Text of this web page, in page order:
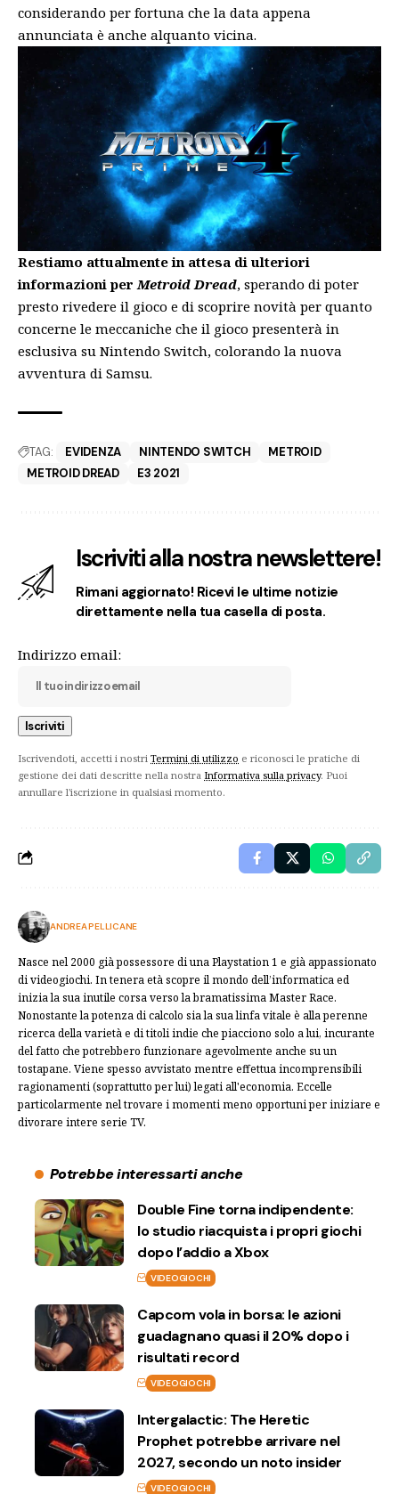
considerando per fortuna che la data appena
annunciata è anche alquanto vicina.
Restiamo attualmente in attesa di ulteriori
informazioni per Metroid Dread, sperando di poter
presto rivedere il gioco e di scoprire novità per quanto
concerne le meccaniche che il gioco presenterà in
esclusiva su Nintendo Switch, colorando la nuova
avventura di Samsu.
TAG: EVIDENZA NINTENDO SWITCH
METROID
METROID DREAD
E3 2021
Iscriviti alla nostra newslettere!
Rimani aggiornato! Ricevi le ultime notizie
direttamente nella tua casella di posta.
Indirizzo email:
Iscrivendoti, accetti i nostri Termini di utilizzo e riconosci le pratiche di
gestione dei dati descritte nella nostra Informativa sulla privacy. Puoi
annullare l'iscrizione in qualsiasi momento.
ANDREA PELLICANE
Nasce nel 2000 già possessore di una Playstation 1 e già appassionato
di videogiochi. In tenera età scopre il mondo dell’informatica ed
inizia la sua inutile corsa verso la bramatissima Master Race.
Nonostante la potenza di calcolo sia la sua linfa vitale è alla perenne
ricerca della varietà e di titoli indie che piacciono solo a lui, incurante
del fatto che potrebbero funzionare agevolmente anche su un
tostapane. Viene spesso avvistato mentre effettua incomprensibili
ragionamenti (soprattutto per lui) legati all'economia. Eccelle
particolarmente nel trovare i momenti meno opportuni per iniziare e
divorare intere serie TV.
Potrebbe interessarti anche
Double Fine torna indipendente:
lo studio riacquista i propri giochi
dopo l’addio a Xbox
VIDEOGIOCHI
Capcom vola in borsa: le azioni
guadagnano quasi il 20% dopo i
risultati record
VIDEOGIOCHI
Intergalactic: The Heretic
Prophet potrebbe arrivare nel
2027, secondo un noto insider
VIDEOGIOCHI